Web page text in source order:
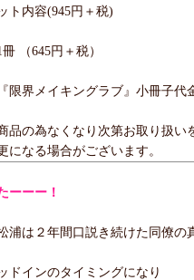
ト内容(945円＋税)
（645円＋税）
限界メイキングラブ』小冊子代
品の為なくなり次第お取り扱い
になる場合がございます。
ーーー！
浦は２年間口説き続けた同僚の
ドインのタイミングになり